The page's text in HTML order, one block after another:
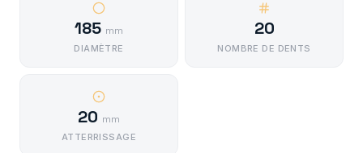
185 mm
DIAMÈTRE
20
NOMBRE DE DENTS
20 mm
ATTERRISSAGE